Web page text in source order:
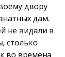
двору
дам.
не видали в
столько
во времена